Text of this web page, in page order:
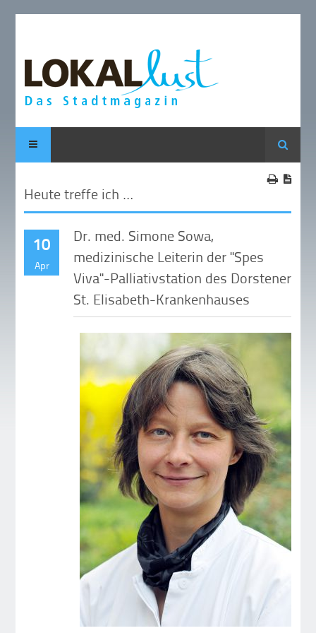
Suche
Heute treffe ich …
10
Apr
Dr. med. Simone Sowa,
medizinische Leiterin der "Spes
Viva"-Palliativstation des Dorstener
St. Elisabeth-Krankenhauses